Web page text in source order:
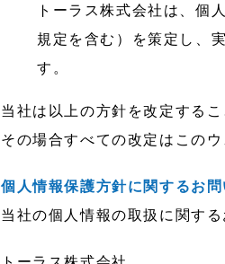
トーラス株式会社は、個
規定を含む）を策定し、
す。
当社は以上の方針を改定するこ
その場合すべての改定はこの
個人情報保護方針に関するお
当社の個人情報の取扱に関す